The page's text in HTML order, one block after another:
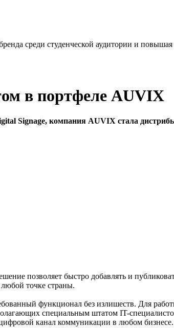
среди студенческой аудитории и
в портфеле AUVIX
Signage, компания AUVIX стала
позволяет быстро добавлять и
точке страны.
функционал без излишеств. Для
специальным штатом IT-
канал коммуникации в любом бизнесе.